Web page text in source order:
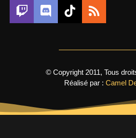
© Copyright 2011, Tous
Réalisé par : Camel